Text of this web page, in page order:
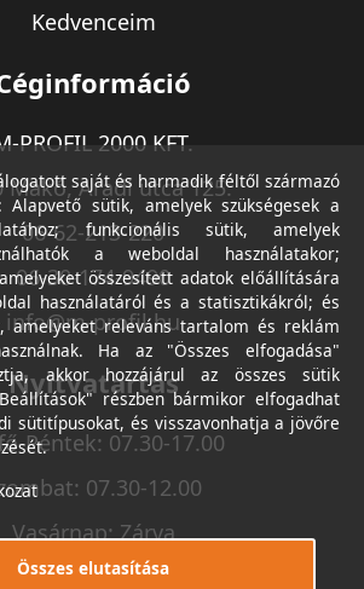
Kedvenceim
PROFIL 2000 KFT.
Makó, Aradi utca 125.
06-62-213-220
06-30-174-9490
info@m-profil.hu
Nyitvatartás
Péntek: 07.30-17.00
07.30-12.00
Vasárnap: Zárva
saját és harmadik féltől származó
Alapvető sütik, amelyek szükségesek a
funkcionális sütik, amelyek
a weboldal használatakor;
összesített adatok előállítására
használatáról és a statisztikákról; és
amelyeket releváns tartalom és reklám
Ha az "Összes elfogadása"
akkor hozzájárul az összes sütik
részben bármikor elfogadhat
sütitípusokat, és visszavonhatja a jövőre
Összes elutasítása